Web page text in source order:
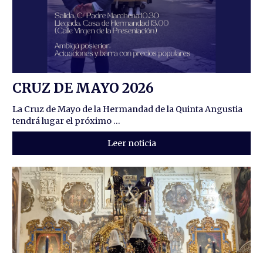
CRUZ DE MAYO 2026
La Cruz de Mayo de la Hermandad de la Quinta Angustia
tendrá lugar el próximo ...
Leer noticia